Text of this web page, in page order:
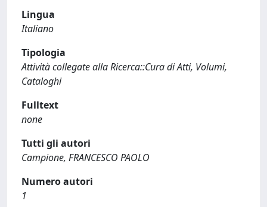
Lingua
Italiano
Tipologia
Attività collegate alla Ricerca::Cura di Atti, Volumi,
Cataloghi
Fulltext
none
Tutti gli autori
Campione, FRANCESCO PAOLO
Numero autori
1